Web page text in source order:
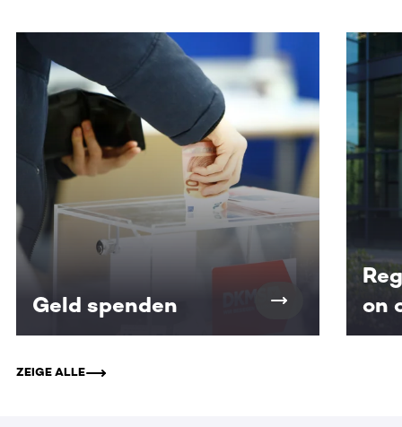
Dieser Bereich enthält horizontal scrollbare Inhalte.
Geld spenden
on
ZEIGE ALLE